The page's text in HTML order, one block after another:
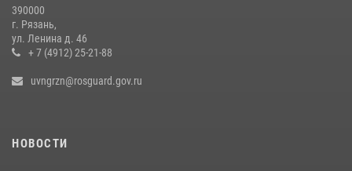
390000
г. Рязань,
ул. Ленина д. 46
+ 7 (4912) 25-21-88
uvngrzn@rosguard.gov.ru
НОВОСТИ